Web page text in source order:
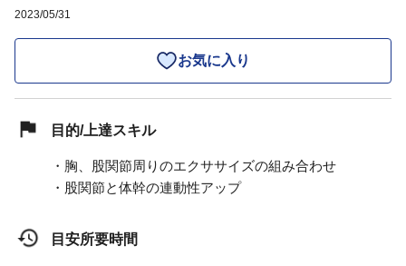
2023/05/31
お気に入り
目的/上達スキル
・胸、股関節周りのエクササイズの組み合わせ
・股関節と体幹の連動性アップ
目安所要時間